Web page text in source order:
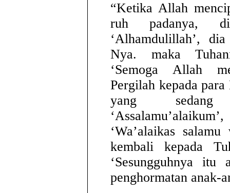
“Ketika Allah
ruh padanya,
‘Alhamdulillah’,
Nya. maka
‘Semoga Allah
Pergilah kepada
yang sedang
‘Wa’alaikas
kembali kepada
‘Sesungguhnya itu
penghormatan anak-